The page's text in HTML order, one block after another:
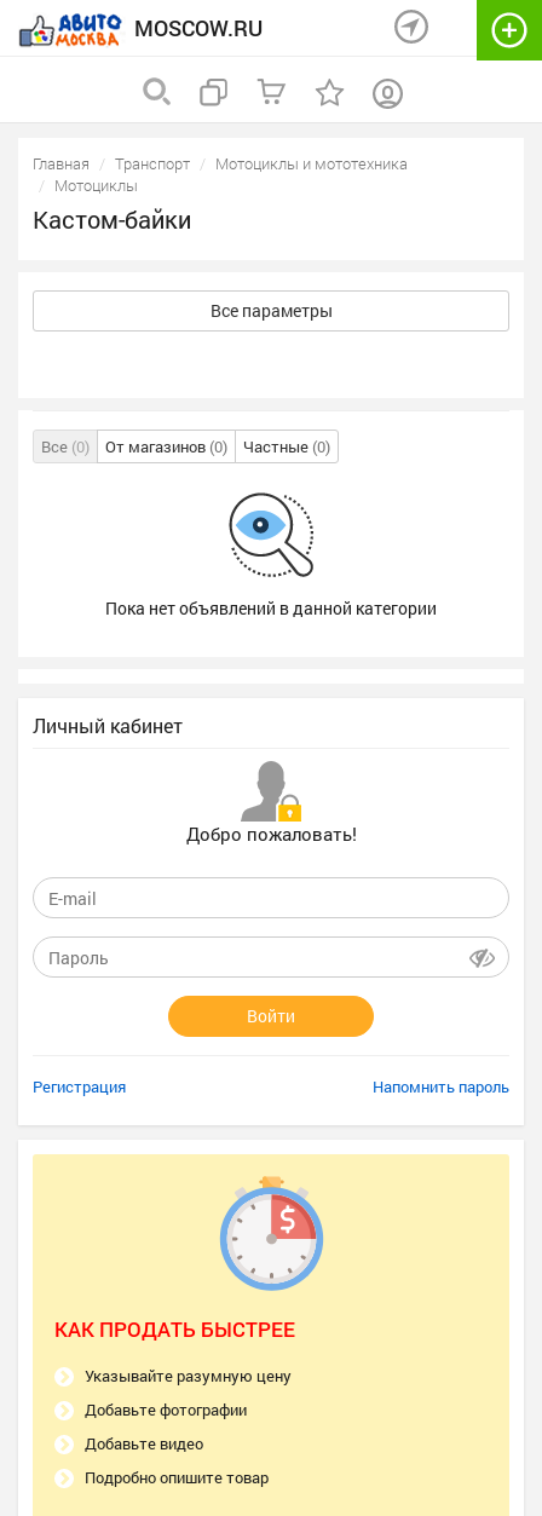
MOSCOW.RU
Главная Транспорт
Мотоциклы и мототехника
Мотоциклы
Кастом-байки
Все параметры
Все (0) От магазинов (0) Частные (0)
Пока нет объявлений в данной категории
Личный кабинет
Добро пожаловать!
Войти
Регистрация Напомнить пароль
КАК ПРОДАТЬ БЫСТРЕЕ
Указывайте разумную цену
Добавьте фотографии
Добавьте видео
Подробно опишите товар